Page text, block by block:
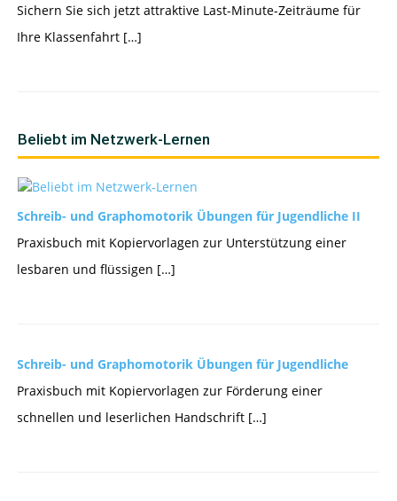
Sichern Sie sich jetzt attraktive Last-Minute-Zeiträume für
Ihre Klassenfahrt […]
Beliebt im Netzwerk-Lernen
Schreib- und Graphomotorik Übungen für Jugendliche II
Praxisbuch mit Kopiervorlagen zur Unterstützung einer
lesbaren und flüssigen […]
Schreib- und Graphomotorik Übungen für Jugendliche
Praxisbuch mit Kopiervorlagen zur Förderung einer
schnellen und leserlichen Handschrift […]